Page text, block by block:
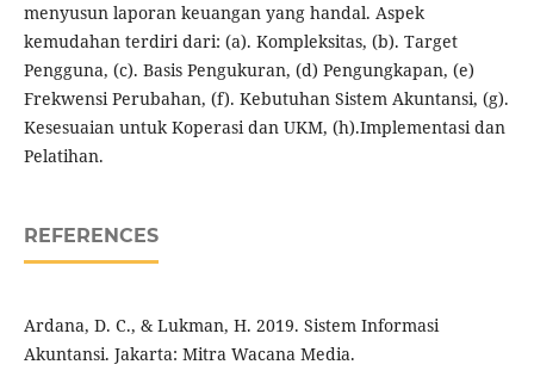
menyusun laporan keuangan yang handal. Aspek
kemudahan terdiri dari: (a). Kompleksitas, (b). Target
Pengguna, (c). Basis Pengukuran, (d) Pengungkapan, (e)
Frekwensi Perubahan, (f). Kebutuhan Sistem Akuntansi, (g).
Kesesuaian untuk Koperasi dan UKM, (h).Implementasi dan
Pelatihan.
REFERENCES
Ardana, D. C., & Lukman, H. 2019. Sistem Informasi
Akuntansi. Jakarta: Mitra Wacana Media.